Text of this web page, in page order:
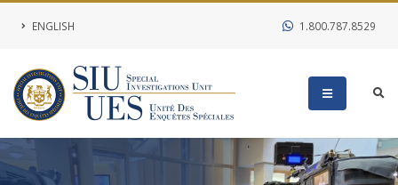
ENGLISH 1.800.787.8529